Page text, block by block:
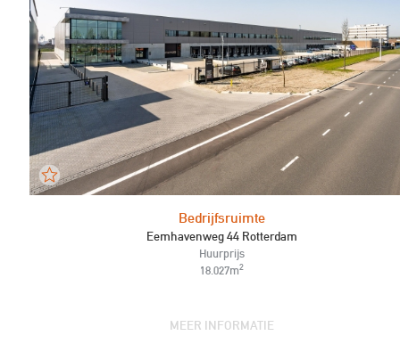
Bedrijfsruimte
Eemhavenweg 44 Rotterdam
Huurprijs
18.027m2
MEER INFORMATIE